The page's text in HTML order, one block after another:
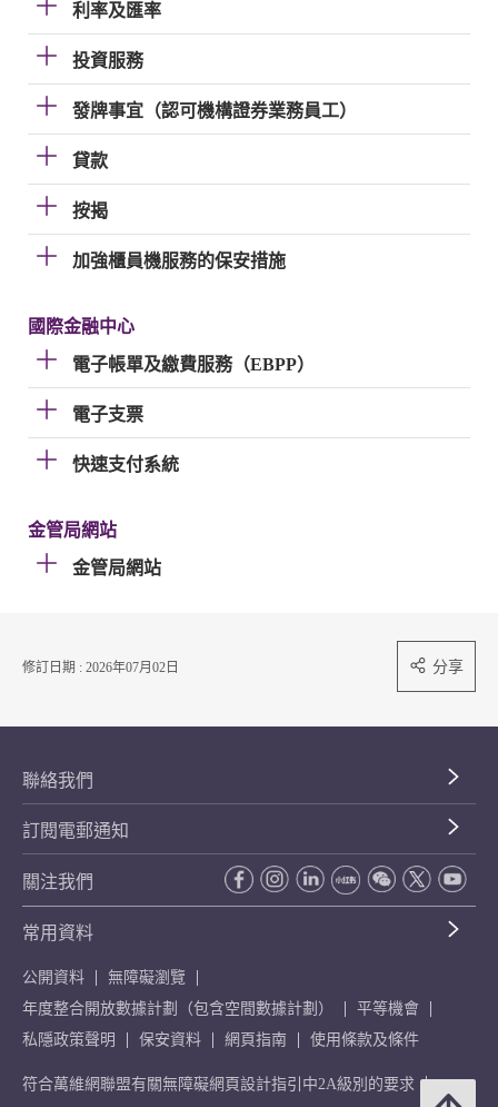
利率及匯率
投資服務
發牌事宜（認可機構證券業務員工）
貸款
按揭
加強櫃員機服務的保安措施
國際金融中心
電子帳單及繳費服務（EBPP）
電子支票
快速支付系統
金管局網站
金管局網站
修訂日期 : 2026年07月02日 分享
聯絡我們
訂閱電郵通知
關注我們
常用資料
公開資料
無障礙瀏覽
年度整合開放數據計劃（包含空間數據計劃）
平等機會
私隱政策聲明
保安資料 網頁指南 使用條款及條件
符合萬維網聯盟有關無障礙網頁設計指引中2A級別的要求